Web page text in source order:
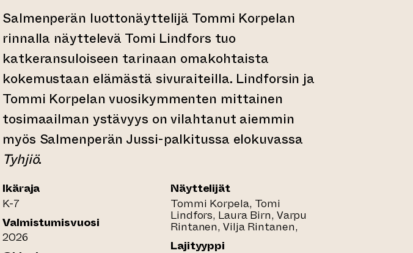
Salmenperän luottonäyttelijä Tommi Korpelan
rinnalla näyttelevä Tomi Lindfors tuo
katkeransuloiseen tarinaan omakohtaista
kokemustaan elämästä sivuraiteilla. Lindforsin ja
Tommi Korpelan vuosikymmenten mittainen
tosimaailman ystävyys on vilahtanut aiemmin
myös Salmenperän Jussi-palkitussa elokuvassa
Tyhjiö.
Ikäraja
K-7
Valmistumisvuosi
2026
Näyttelijät
Tommi Korpela, Tomi
Lindfors, Laura Birn, Varpu
Rintanen, Vilja Rintanen,
Lajityyppi